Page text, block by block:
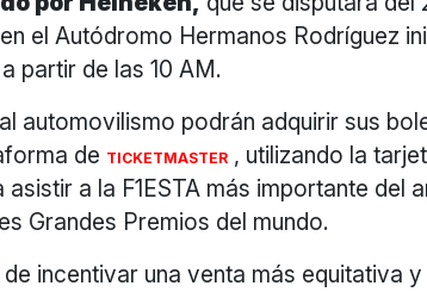
el Autódromo Hermanos Rodríguez
partir de las 10 AM.
automovilismo podrán adquirir sus
de TICKETMASTER , utilizando la
a la F1ESTA más importante del
Grandes Premios del mundo.
incentivar una venta más equitativa y